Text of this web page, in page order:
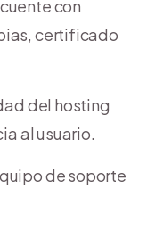
con
certificado
del hosting
al usuario.
de soporte